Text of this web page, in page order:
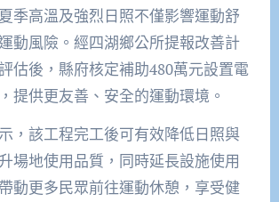
季高溫及強烈日照不僅影響運動舒
動風險。經四湖鄉公所提報改善計
估後，縣府核定補助480萬元設置電
提供更友善、安全的運動環境。
，該工程完工後可有效降低日照與
場地使用品質，同時延長設施使用
動更多民眾前往運動休憩，享受健